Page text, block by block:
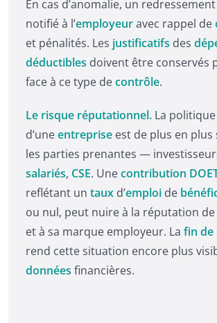
En cas d’anomalie, un
notifié à l’employeuravec rappel de
et pénalités. Les justificatifs des
déductibles doivent être conservés
face à ce type decontrôle.
Le risque réputationnel. La politique
d’uneentreprise est de plus en
les parties prenantes —
salariés, CSE. Unecontribution
reflétant un taux d’emploi de
ou nul, peut nuire à la réputation de
et à sa marque employeur. La fin de
rend cette situation encore plus
données financières.